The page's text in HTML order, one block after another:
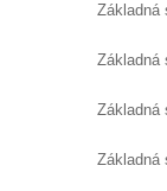
Základná
Základná
Základná
Základná